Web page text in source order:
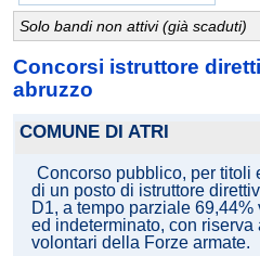
Solo bandi non attivi (già scaduti)
Concorsi istruttore
abruzzo
COMUNE DI ATRI
Concorso pubblico, per titoli
di un posto di istruttore
D1, a tempo parziale
ed indeterminato, con riserva
volontari della Forze armate.